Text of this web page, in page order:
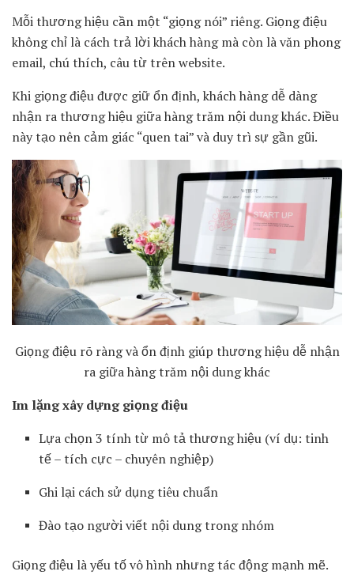
Mỗi thương hiệu cần một “giọng nói” riêng. Giọng điệu
không chỉ là cách trả lời khách hàng mà còn là văn phong
email, chú thích, câu từ trên website.
Khi giọng điệu được giữ ổn định, khách hàng dễ dàng
nhận ra thương hiệu giữa hàng trăm nội dung khác. Điều
này tạo nên cảm giác “quen tai” và duy trì sự gần gũi.
Giọng điệu rõ ràng và ổn định giúp thương hiệu dễ nhận
ra giữa hàng trăm nội dung khác
Im lặng xây dựng giọng điệu
Lựa chọn 3 tính từ mô tả thương hiệu (ví dụ: tinh
tế – tích cực – chuyên nghiệp)
Ghi lại cách sử dụng tiêu chuẩn
Đào tạo người viết nội dung trong nhóm
Giọng điệu là yếu tố vô hình nhưng tác động mạnh mẽ.